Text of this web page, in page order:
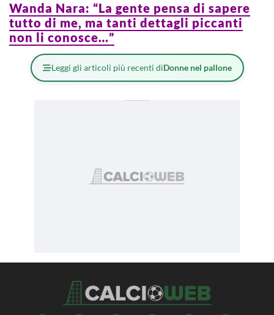
Wanda Nara: “La gente pensa di sapere
tutto di me, ma tanti dettagli piccanti
non li conosce…”
Leggi gli articoli più recenti diDonne nel pallone